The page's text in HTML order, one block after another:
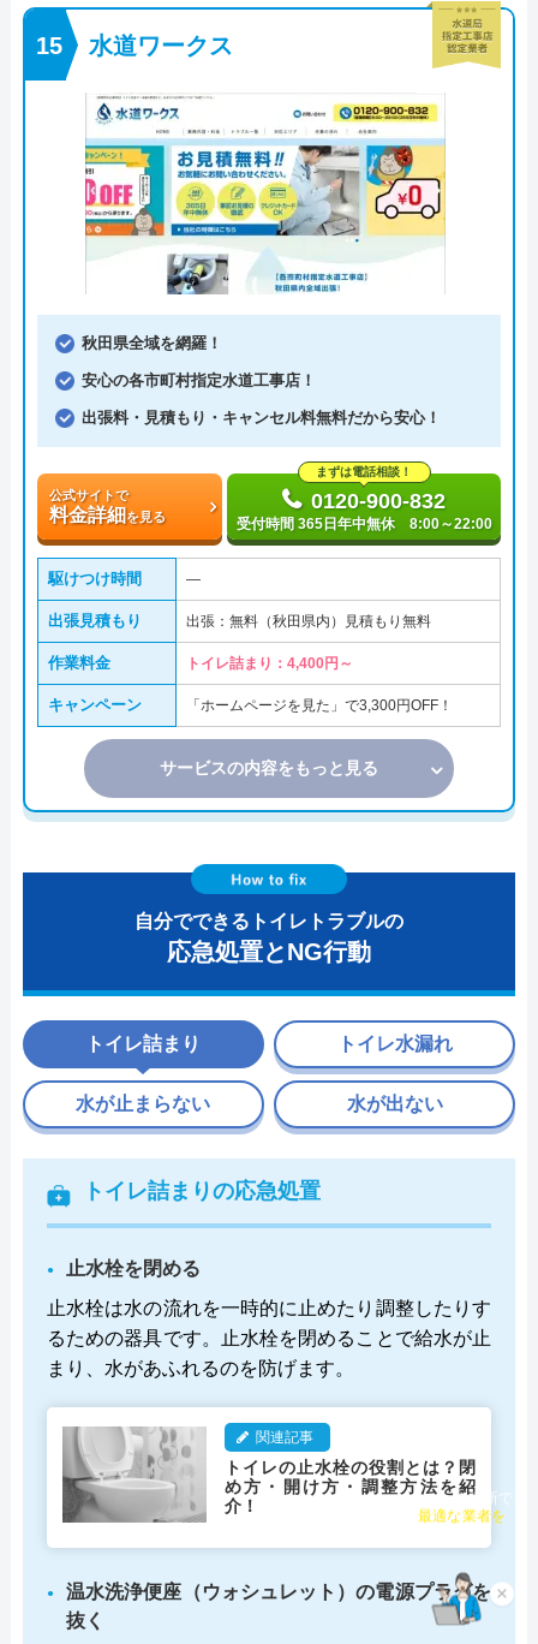
水道ワークス
秋田県全域を網羅！
安心の各市町村指定水道工事店！
出張料・見積もり・キャンセル料無料だから安心！
公式サイトで
料金詳細を見る
まずは電話相談！
0120-900-832
受付時間 365日年中無休 8:00～22:00
駆けつけ時間 ―
出張見積もり 出張：無料（秋田県内）見積もり無料
作業料金 トイレ詰まり：4,400円～
キャンペーン 「ホームページを見た」で3,300円OFF！
サービスの内容をもっと見る
自分でできるトイレトラブルの
応急処置とNG行動
トイレ詰まり
トイレ詰まりの応急処置
止水栓を閉める
止水栓は水の流れを一時的に止めたり調整したりす
るための器具です。止水栓を閉めることで給水が止
まり、水があふれるのを防げます。
関連記事
トイレの止水栓の役割とは？閉
め方・開け方・調整方法を紹
介！
温水洗浄便座（ウォシュレット）の電源プラグを
抜く
トイレ水漏れ
水が止まらない 水が出ない
×
チャット診断で
最適な業者を
ご提案